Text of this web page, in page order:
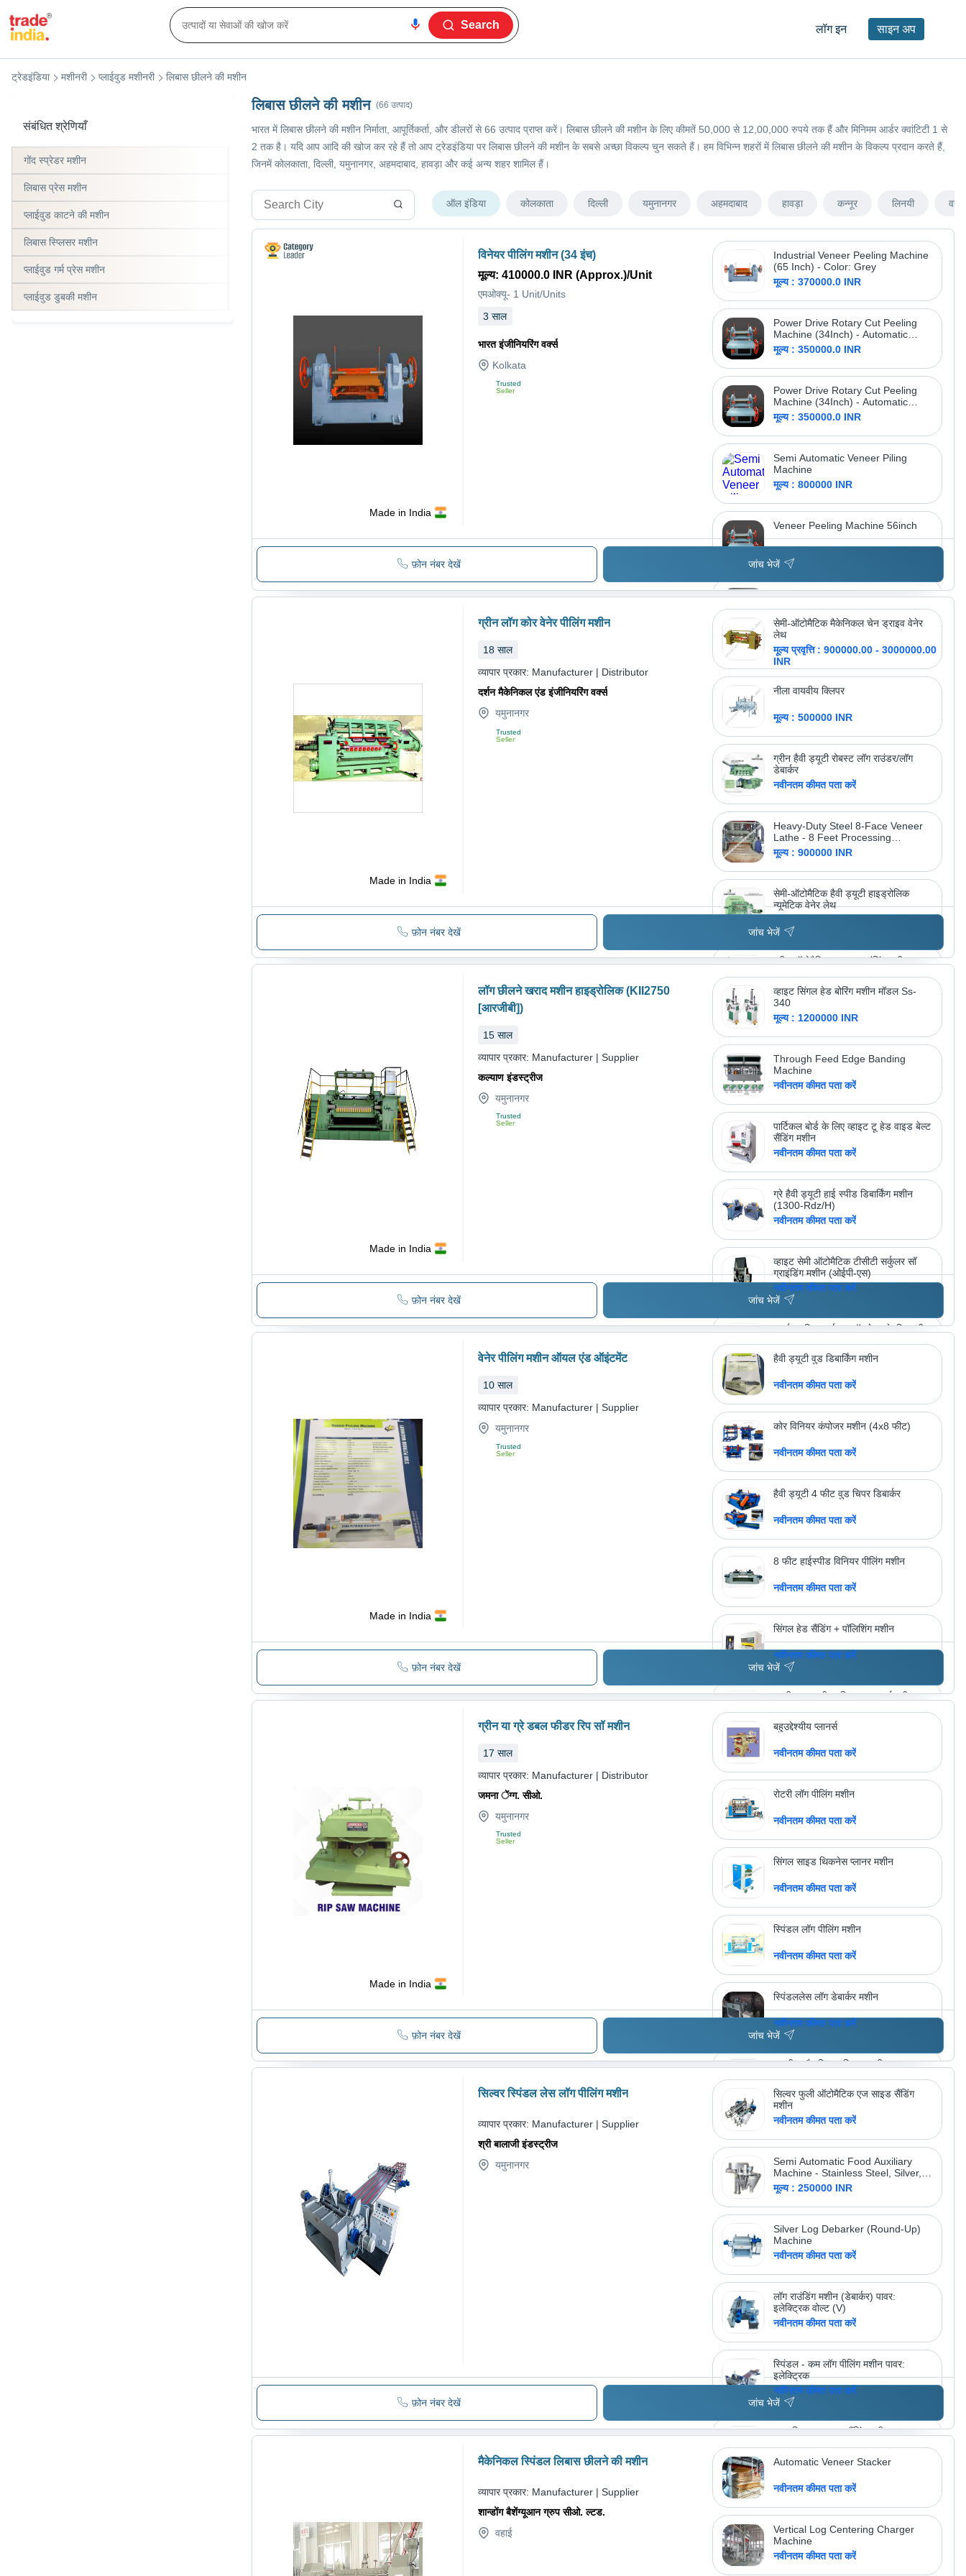
लॉग इन साइन अप
Search
लिबास छीलने की मशीन (66 उत्पाद)
भारत में लिबास छीलने की मशीन निर्माता, आपूर्तिकर्ता, और डीलरों से 66 उत्पाद प्राप्त करें। लिबास छीलने की मशीन के लिए कीमतें 50,000 से 12,00,000 रुपये तक हैं और मिनिमम आर्डर क्वांटिटी 1 से
2 तक है। यदि आप आदि की खोज कर रहे हैं तो आप ट्रेडइंडिया पर लिबास छीलने की मशीन के सबसे अच्छा विकल्प चुन सकते हैं। हम विभिन्न शहरों में लिबास छीलने की मशीन के विकल्प प्रदान करते हैं,
जिनमें कोलकाता, दिल्ली, यमुनानगर, अहमदाबाद, हावड़ा और कई अन्य शहर शामिल हैं।
ऑल इंडिया कोलकाता दिल्ली यमुनानगर अहमदाबाद हावड़ा कन्नूर लिनयी वहाई
Made in India
विनेयर पीलिंग मशीन (34 इंच)
मूल्य: 410000.0 INR (Approx.)/Unit
एमओक्यू- 1 Unit/Units
3 साल
भारत इंजीनियरिंग वर्क्स
Kolkata
Trusted
Seller
Industrial Veneer Peeling Machine
(65 Inch) - Color: Grey
मूल्य : 370000.0 INR
Power Drive Rotary Cut Peeling
Machine (34Inch) - Automatic
Grade: Automatic
मूल्य : 350000.0 INR
Power Drive Rotary Cut Peeling
Machine (34Inch) - Automatic
Grade: Automatic
मूल्य : 350000.0 INR
Semi Automatic Veneer Piling
Machine
मूल्य : 800000 INR
Veneer Peeling Machine 56inch
Gearbox Of Veneer Peeling
Automatic
मूल्य : 55000.0 INR
अधिक उत्पाद देखें भारत इंजीनियरिंग वर्क्स
फ़ोन नंबर देखें जांच भेजें
Made in India
ग्रीन लॉग कोर वेनेर पीलिंग मशीन
18 साल
व्यापार प्रकार: Manufacturer | Distributor
दर्शन मैकेनिकल एंड इंजीनियरिंग वर्क्स
यमुनानगर
Trusted
Seller
सेमी-ऑटोमैटिक मैकेनिकल चेन ड्राइव वेनेर
लेथ
मूल्य प्रवृत्ति : 900000.00 - 3000000.00
INR
नीला वायवीय क्लिपर
मूल्य : 500000 INR
ग्रीन हैवी ड्यूटी रोबस्ट लॉग राउंडर/लॉग
डेबार्कर
नवीनतम कीमत पता करें
Heavy-Duty Steel 8-Face Veneer
Lathe - 8 Feet Processing
Capability, Semi-Automatic
Operation, Precision Spindle
Mechanism for Enhanced Stability
मूल्य : 900000 INR
सेमी-ऑटोमैटिक हैवी ड्यूटी हाइड्रोलिक
न्यूमेटिक वेनेर लेथ
ग्रीन ऑटोमैटिक नाइफ ग्राइंडिंग मशीन
मूल्य : 100000 INR
अधिक उत्पाद देखें दर्शन मैकेनिकल एंड इंजीनियरिंग
फ़ोन नंबर देखें जांच भेजें
Made in India
लॉग छीलने खराद मशीन हाइड्रोलिक (KII2750
[आरजीबी])
15 साल
व्यापार प्रकार: Manufacturer | Supplier
कल्याण इंडस्ट्रीज
यमुनानगर
Trusted
Seller
व्हाइट सिंगल हेड बोरिंग मशीन मॉडल Ss-
340
मूल्य : 1200000 INR
Through Feed Edge Banding
Machine
नवीनतम कीमत पता करें
पार्टिकल बोर्ड के लिए व्हाइट टू हेड वाइड बेल्ट
सैंडिंग मशीन
नवीनतम कीमत पता करें
ग्रे हैवी ड्यूटी हाई स्पीड डिबार्किंग मशीन
(1300-Rdz/H)
नवीनतम कीमत पता करें
व्हाइट सेमी ऑटोमैटिक टीसीटी सर्कुलर सॉ
ग्राइंडिंग मशीन (ओईपी-एस)
नवीनतम कीमत पता करें
कार्बाइड टिप्स सर्कुलर सॉ (सेक) के लिए ग्रीन
नवीनतम कीमत पता करें
अधिक उत्पाद देखें कल्याण इंडस्ट्रीज
फ़ोन नंबर देखें जांच भेजें
Made in India
वेनेर पीलिंग मशीन ऑयल एंड ऑइंटमेंट
10 साल
व्यापार प्रकार: Manufacturer | Supplier
यमुनानगर
Trusted
Seller
हैवी ड्यूटी वुड डिबार्किंग मशीन
नवीनतम कीमत पता करें
कोर विनियर कंपोजर मशीन (4x8 फीट)
नवीनतम कीमत पता करें
हैवी ड्यूटी 4 फीट वुड चिपर डिबार्कर
नवीनतम कीमत पता करें
8 फीट हाईस्पीड विनियर पीलिंग मशीन
नवीनतम कीमत पता करें
सिंगल हेड सैंडिंग + पॉलिशिंग मशीन
नवीनतम कीमत पता करें
4 फीट 150 मीटर मिनट सुपर हाई स्पीड
नवीनतम कीमत पता करें
अधिक उत्पाद देखें
फ़ोन नंबर देखें जांच भेजें
Made in India
ग्रीन या ग्रे डबल फीडर रिप सॉ मशीन
17 साल
व्यापार प्रकार: Manufacturer | Distributor
जमना ेंग्ग. सीओ.
यमुनानगर
Trusted
Seller
बहुउद्देश्यीय प्लानर्स
नवीनतम कीमत पता करें
रोटरी लॉग पीलिंग मशीन
नवीनतम कीमत पता करें
सिंगल साइड थिकनेस प्लानर मशीन
नवीनतम कीमत पता करें
स्पिंडल लॉग पीलिंग मशीन
नवीनतम कीमत पता करें
स्पिंडललेस लॉग डेबार्कर मशीन
नवीनतम कीमत पता करें
वायवीय और लिबास क्लिपर मशीन
नवीनतम कीमत पता करें
अधिक उत्पाद देखें जमना ेंग्ग. सीओ.
फ़ोन नंबर देखें जांच भेजें
सिल्वर स्पिंडल लेस लॉग पीलिंग मशीन
व्यापार प्रकार: Manufacturer | Supplier
श्री बालाजी इंडस्ट्रीज
यमुनानगर
सिल्वर फुली ऑटोमैटिक एज साइड सैंडिंग
मशीन
नवीनतम कीमत पता करें
Semi Automatic Food Auxiliary
Machine - Stainless Steel, Silver,
Three Phase 220-440V | Eco
Friendly, High Efficiency, Automatic
मूल्य : 250000 INR
Silver Log Debarker (Round-Up)
Machine
नवीनतम कीमत पता करें
लॉग राउंडिंग मशीन (डेबार्कर) पावर:
इलेक्ट्रिक वोल्ट (V)
नवीनतम कीमत पता करें
स्पिंडल - कम लॉग पीलिंग मशीन पावर:
इलेक्ट्रिक
नवीनतम कीमत पता करें
स्वचालित एज/साइड सैंडिंग मशीन पावर:
नवीनतम कीमत पता करें
अधिक उत्पाद देखें श्री बालाजी इंडस्ट्रीज
फ़ोन नंबर देखें जांच भेजें
मैकेनिकल स्पिंडल लिबास छीलने की मशीन
व्यापार प्रकार: Manufacturer | Supplier
शान्डोंग बैशेंग्यूआन ग्रुप सीओ. ल्टड.
वहाई
Automatic Veneer Stacker
नवीनतम कीमत पता करें
Vertical Log Centering Charger
Machine
नवीनतम कीमत पता करें
संबंधित श्रेणियाँ
गोंद स्प्रेडर मशीन
लिबास प्रेस मशीन
प्लाईवुड काटने की मशीन
लिबास स्प्लिसर मशीन
प्लाईवुड गर्म प्रेस मशीन
प्लाईवुड डुबकी मशीन
ट्रेडइंडिया मशीनरी प्लाईवुड मशीनरी लिबास छीलने की मशीन